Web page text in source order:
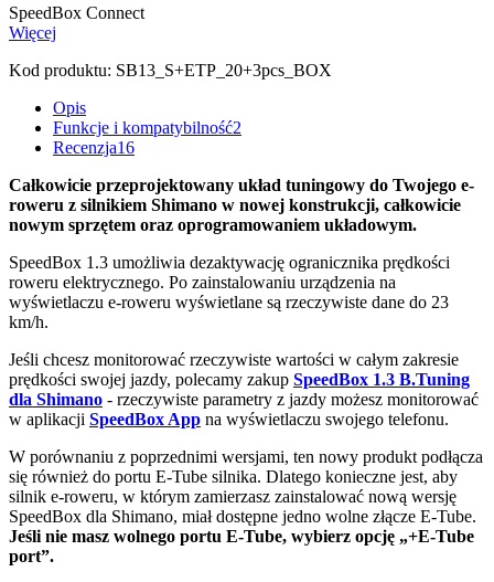
SpeedBox Connect
Więcej
Kod produktu: SB13_S+ETP_20+3pcs_BOX
Opis
Funkcje i kompatybilność2
Recenzja16
Całkowicie przeprojektowany układ tuningowy do Twojego e-
roweru z silnikiem Shimano w nowej konstrukcji, całkowicie
nowym sprzętem oraz oprogramowaniem układowym.
SpeedBox 1.3 umożliwia dezaktywację ogranicznika prędkości
roweru elektrycznego. Po zainstalowaniu urządzenia na
wyświetlaczu e-roweru wyświetlane są rzeczywiste dane do 23
km/h.
Jeśli chcesz monitorować rzeczywiste wartości w całym zakresie
prędkości swojej jazdy, polecamy zakup SpeedBox 1.3 B.Tuning
dla Shimano - rzeczywiste parametry z jazdy możesz monitorować
w aplikacji SpeedBox App na wyświetlaczu swojego telefonu.
W porównaniu z poprzednimi wersjami, ten nowy produkt podłącza
się również do portu E-Tube silnika. Dlatego konieczne jest, aby
silnik e-roweru, w którym zamierzasz zainstalować nową wersję
SpeedBox dla Shimano, miał dostępne jedno wolne złącze E-Tube.
Jeśli nie masz wolnego portu E-Tube, wybierz opcję „+E-Tube
port”.